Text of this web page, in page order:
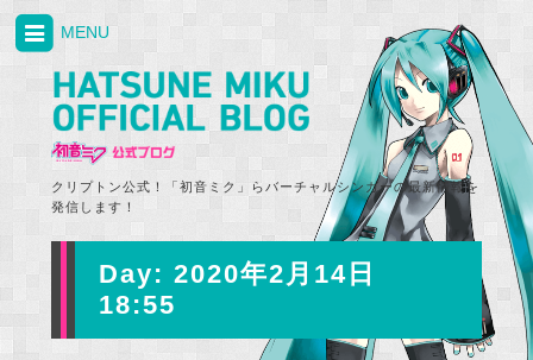
クリプトン公式！「初音ミク」らバーチャルシンガーの最新情報を
発信します！
MENU
Day: 2020年2月14日
18:55